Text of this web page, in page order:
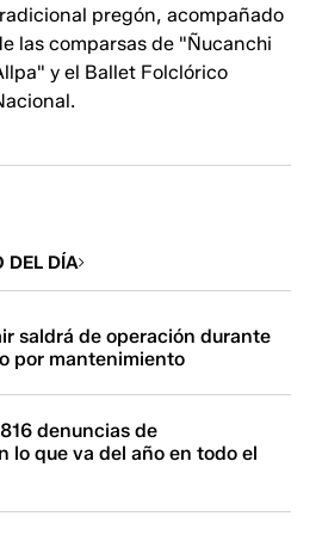
pregón, acompañado
las comparsas de "Ñucanchi
y el Ballet Folclórico
DEL DÍA
saldrá de operación durante
por mantenimiento
denuncias de
lo que va del año en todo el